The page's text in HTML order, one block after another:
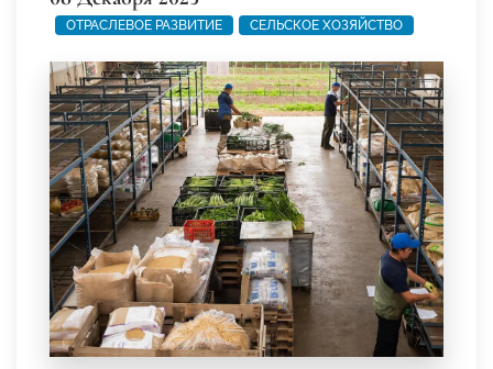
ОТРАСЛЕВОЕ РАЗВИТИЕ СЕЛЬСКОЕ ХОЗЯЙСТВО